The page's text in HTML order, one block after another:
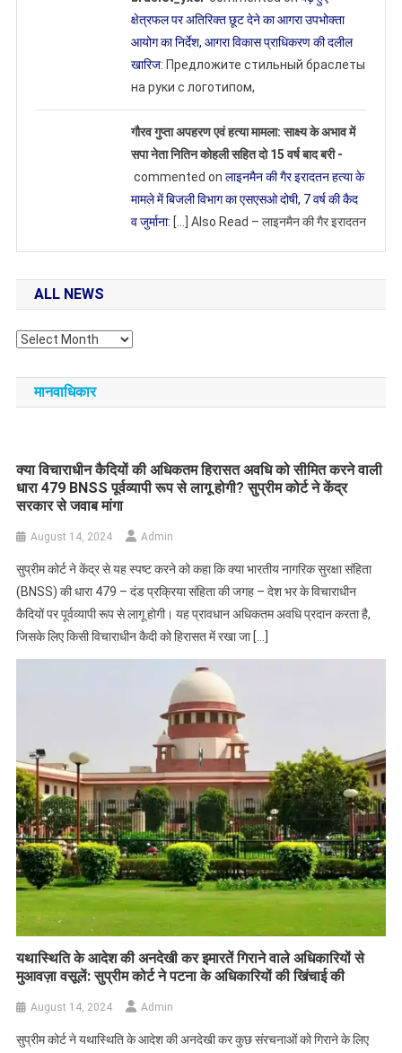
क्षेत्रफल पर अतिरिक्त छूट देने का आगरा उपभोक्ता
आयोग का निर्देश, आगरा विकास प्राधिकरण की दलील
खारिज: Предложите стильный браслеты
на руки с логотипом,
गौरव गुप्ता अपहरण एवं हत्या मामला: साक्ष्य के अभाव में
सपा नेता नितिन कोहली सहित दो 15 वर्ष बाद बरी -
commented onलाइनमैन की गैर इरादतन हत्या के
मामले में बिजली विभाग का एसएसओ दोषी, 7 वर्ष की कैद
व जुर्माना: […] Also Read – लाइनमैन की गैर इरादतन
ALL NEWS
All
मानवाधिकार
क्या विचाराधीन कैदियों की अधिकतम हिरासत अवधि को सीमित करने वाली
धारा 479 BNSS पूर्वव्यापी रूप से लागू होगी? सुप्रीम कोर्ट ने केंद्र
सरकार से जवाब मांगा
August 14, 2024 Admin
सुप्रीम कोर्ट ने केंद्र से यह स्पष्ट करने को कहा कि क्या भारतीय नागरिक सुरक्षा संहिता
(BNSS) की धारा 479 – दंड प्रक्रिया संहिता की जगह – देश भर के विचाराधीन
कैदियों पर पूर्वव्यापी रूप से लागू होगी। यह प्रावधान अधिकतम अवधि प्रदान करता है,
जिसके लिए किसी विचाराधीन कैदी को हिरासत में रखा जा […]
यथास्थिति के आदेश की अनदेखी कर इमारतें गिराने वाले अधिकारियों से
मुआवज़ा वसूलें: सुप्रीम कोर्ट ने पटना के अधिकारियों की खिंचाई की
August 14, 2024 Admin
सुप्रीम कोर्ट ने यथास्थिति के आदेश की अनदेखी कर कुछ संरचनाओं को गिराने के लिए